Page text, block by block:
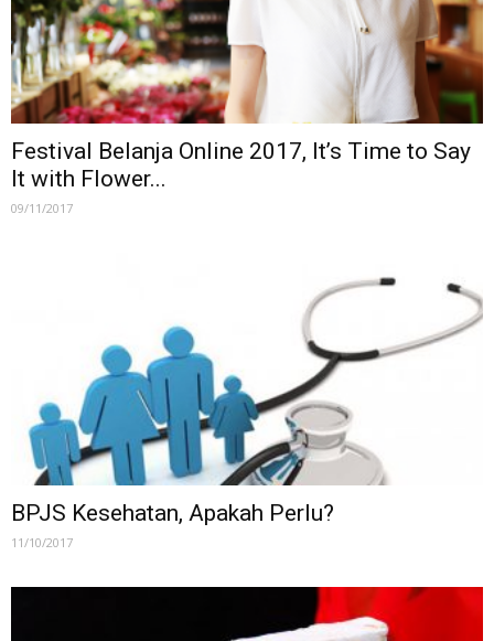
Festival Belanja Online 2017, It’s Time to Say
It with Flower...
09/11/2017
BPJS Kesehatan, Apakah Perlu?
11/10/2017